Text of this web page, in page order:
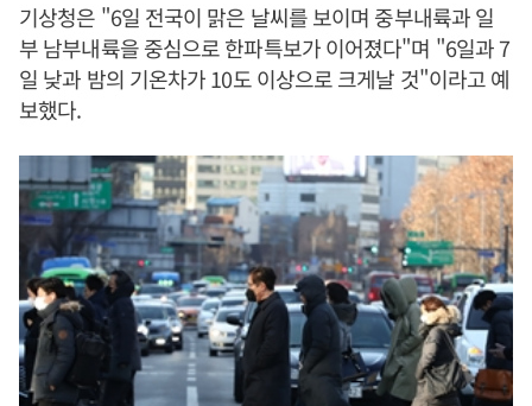
기상청은 "6일 전국이 맑은 날씨를 보이며 중부내륙과 일
부 남부내륙을 중심으로 한파특보가 이어졌다"며 "6일과 7
일 낮과 밤의 기온차가 10도 이상으로 크게날 것"이라고 예
보했다.